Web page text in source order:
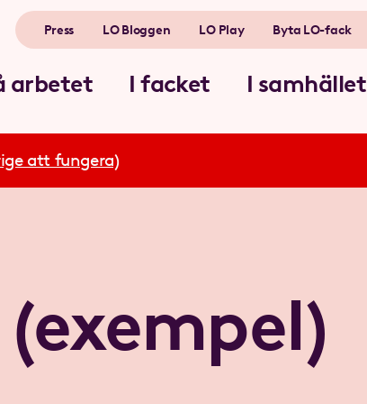
arbetet I facket I samhället
Press LO Bloggen LO Play Byta LO-fack
att fungera)